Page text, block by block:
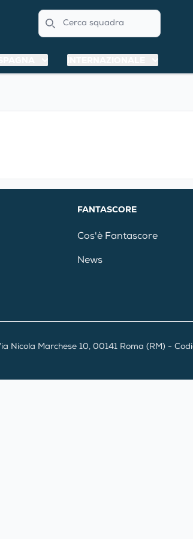
Search
FANTASCORE
Cos'è Fantascore
News
Marchese 10, 00141 Roma (RM) -